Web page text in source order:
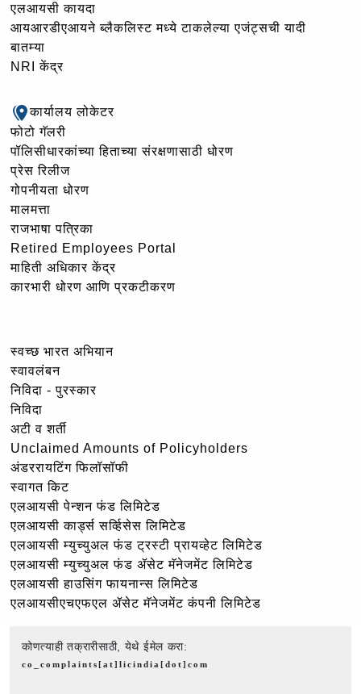
एलआयसी कायदा
आयआरडीएआयने ब्लैकलिस्ट मध्ये टाकलेल्या एजंट्सची यादी
बातम्या
NRI केंद्र
कार्यालय लोकेटर
फोटो गॅलरी
पॉलिसीधारकांच्या हिताच्या संरक्षणासाठी धोरण
प्रेस रिलीज
गोपनीयता धोरण
मालमत्ता
राजभाषा पत्रिका
Retired Employees Portal
माहिती अधिकार केंद्र
कारभारी धोरण आणि प्रकटीकरण
स्वच्छ भारत अभियान
स्वावलंबन
निविदा - पुरस्कार
निविदा
अटी व शर्ती
Unclaimed Amounts of Policyholders
अंडररायटिंग फिलॉसॉफी
स्वागत किट
एलआयसी पेन्शन फंड लिमिटेड
एलआयसी कार्ड्स सर्व्हिसेस लिमिटेड
एलआयसी म्युच्युअल फंड ट्रस्टी प्रायव्हेट लिमिटेड
एलआयसी म्युच्युअल फंड ॲसेट मॅनेजमेंट लिमिटेड
एलआयसी हाउसिंग फायनान्स लिमिटेड
एलआयसीएचएफएल ॲसेट मॅनेजमेंट कंपनी लिमिटेड
कोणत्याही तक्रारीसाठी, येथे ईमेल करा:
co_complaints[at]licindia[dot]com